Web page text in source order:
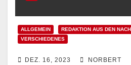
ALLGEMEIN
REDAKTION AUS DEN
VERSCHIEDENES
DEZ. 16, 2023 NORBERT